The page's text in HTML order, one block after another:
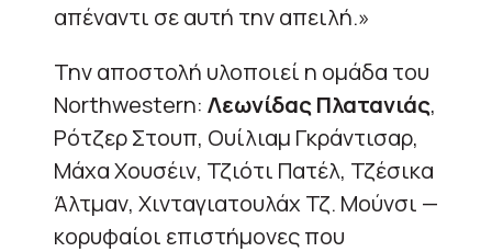
απέναντι σε αυτή την απειλή.»
Την αποστολή υλοποιεί η ομάδα του
Northwestern: Λεωνίδας Πλατανιάς,
Ρότζερ Στουπ, Ουίλιαμ Γκράντισαρ,
Μάχα Χουσέιν, Τζιότι Πατέλ, Τζέσικα
Άλτμαν, Χινταγιατουλάχ Τζ. Μούνσι —
κορυφαίοι επιστήμονες που